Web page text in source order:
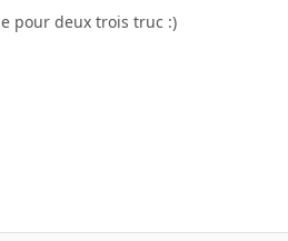
pour deux trois truc :)